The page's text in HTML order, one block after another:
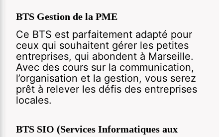
BTS Gestion de la PME
Ce BTS est parfaitement adapté pour
ceux qui souhaitent gérer les petites
entreprises, qui abondent à Marseille.
Avec des cours sur la communication,
l’organisation et la gestion, vous serez
prêt à relever les défis des entreprises
locales.
BTS SIO (Services Informatiques aux